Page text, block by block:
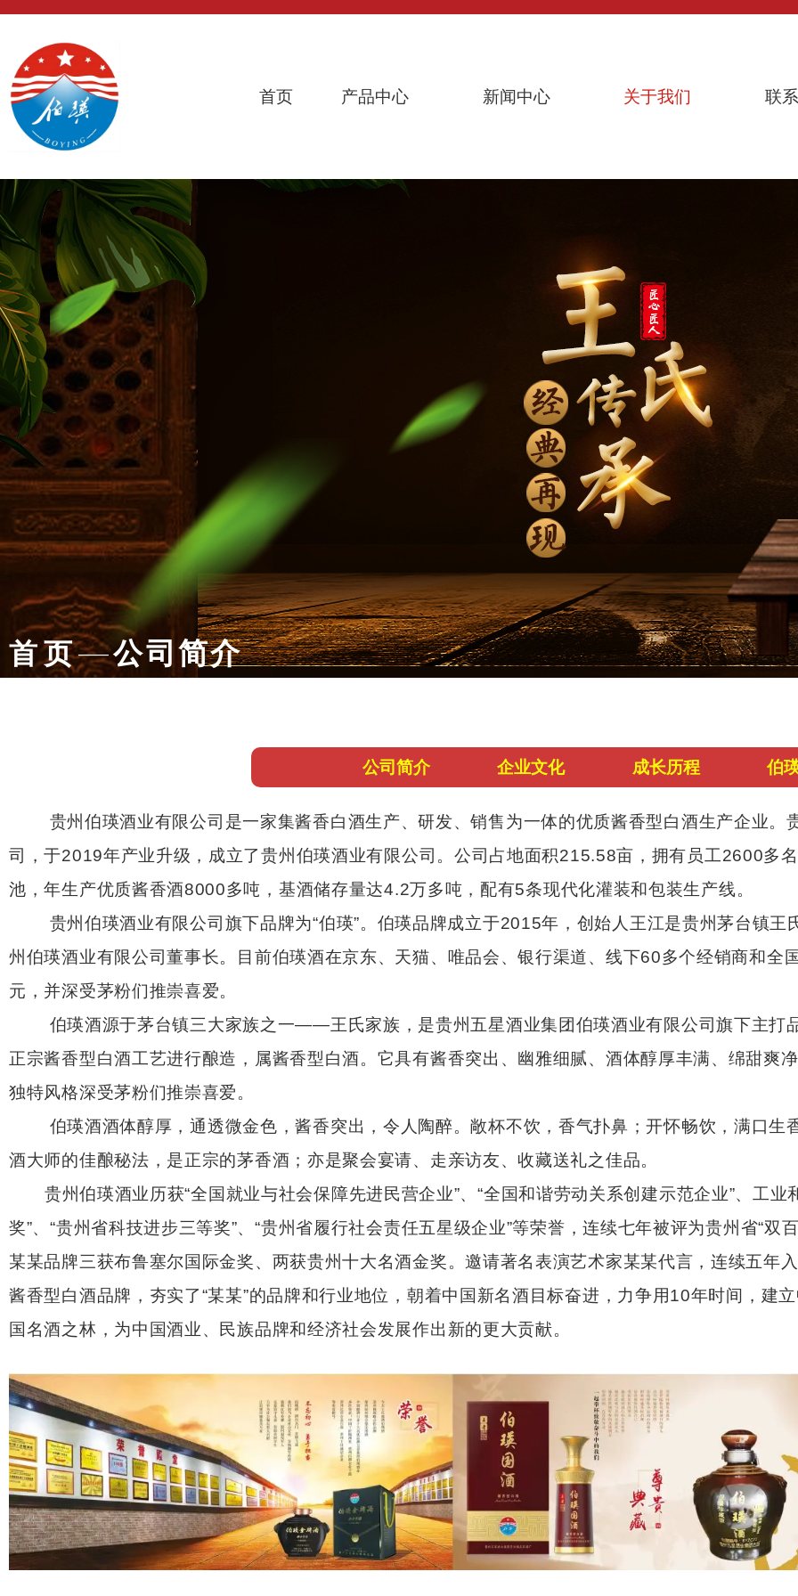
首页 产品中心 新闻中心 关于我们 联
首 页——公司简介
公司简介 企业文化 成长历程 伯
贵州伯瑛酒业有限公司是一家集酱香白酒生产、研发、销售为一体的优质酱香型白酒生产企业。
司，于2019年产业升级，成立了贵州伯瑛酒业有限公司。公司占地面积215.58亩，拥有员工2600多
池，年生产优质酱香酒8000多吨，基酒储存量达4.2万多吨，配有5条现代化灌装和包装生产线。
贵州伯瑛酒业有限公司旗下品牌为“伯瑛”。伯瑛品牌成立于2015年，创始人王江是贵州茅台镇王
州伯瑛酒业有限公司董事长。目前伯瑛酒在京东、天猫、唯品会、银行渠道、线下60多个经销商和
元，并深受茅粉们推崇喜爱。
伯瑛酒源于茅台镇三大家族之一——王氏家族，是贵州五星酒业集团伯瑛酒业有限公司旗下主打
正宗酱香型白酒工艺进行酿造，属酱香型白酒。它具有酱香突出、幽雅细腻、酒体醇厚丰满、绵甜爽
独特风格深受茅粉们推崇喜爱。
伯瑛酒酒体醇厚，通透微金色，酱香突出，令人陶醉。敞杯不饮，香气扑鼻；开怀畅饮，满口生
酒大师的佳酿秘法，是正宗的茅香酒；亦是聚会宴请、走亲访友、收藏送礼之佳品。
贵州伯瑛酒业历获“全国就业与社会保障先进民营企业”、“全国和谐劳动关系创建示范企业”、工业
奖”、“贵州省科技进步三等奖”、“贵州省履行社会责任五星级企业”等荣誉，连续七年被评为贵州省“双
某某品牌三获布鲁塞尔国际金奖、两获贵州十大名酒金奖。邀请著名表演艺术家某某代言，连续五年
酱香型白酒品牌，夯实了“某某”的品牌和行业地位，朝着中国新名酒目标奋进，力争用10年时间，建
国名酒之林，为中国酒业、民族品牌和经济社会发展作出新的更大贡献。